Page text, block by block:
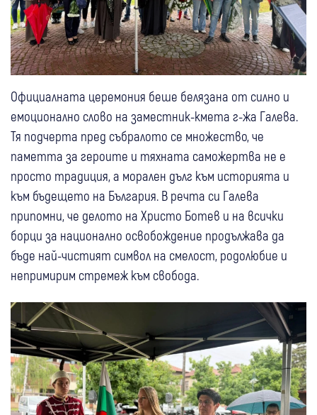
Официалната церемония беше белязана от силно и
емоционално слово на заместник-кмета г-жа Галева.
Тя подчерта пред събралото се множество, че
паметта за героите и тяхната саможертва не е
просто традиция, а морален дълг към историята и
към бъдещето на България. В речта си Галева
припомни, че делото на Христо Ботев и на всички
борци за национално освобождение продължава да
бъде най-чистият символ на смелост, родолюбие и
непримирим стремеж към свобода.